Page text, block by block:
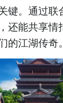
键。通过联
还能共享情
的江湖传奇。